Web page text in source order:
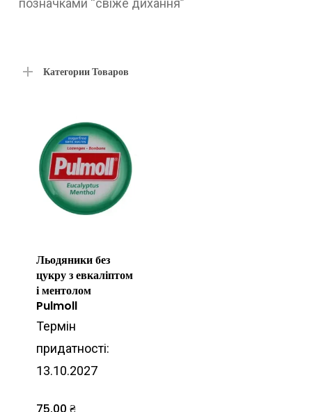
позначками “свіже дихання”
Категории Товаров
Льодяники без
цукру з евкаліптом
і ментолом
Pulmoll
Термін
придатності:
13.10.2027